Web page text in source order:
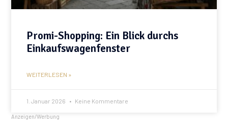
Promi-Shopping: Ein Blick durchs
Einkaufswagenfenster
WEITERLESEN »
1. Januar 2026 Keine Kommentare
Anzeigen/Werbung